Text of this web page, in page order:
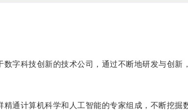
科技创新的技术公司，通过不断地研发与创新
计算机科学和人工智能的专家组成，不断挖掘